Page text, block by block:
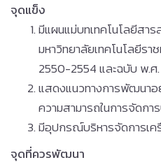
จุดแข็ง
มีแผนแม่บทเทคโนโลยีสา
มหาวิทยาลัยเทคโนโลยีร
2550-2554 และฉบับ พ.ศ
แสดงแนวทางการพัฒนาอ
ความสามารถในการจัดกา
มีอุปกรณ์บริหารจัดการเ
จุดที่ควรพัฒนา